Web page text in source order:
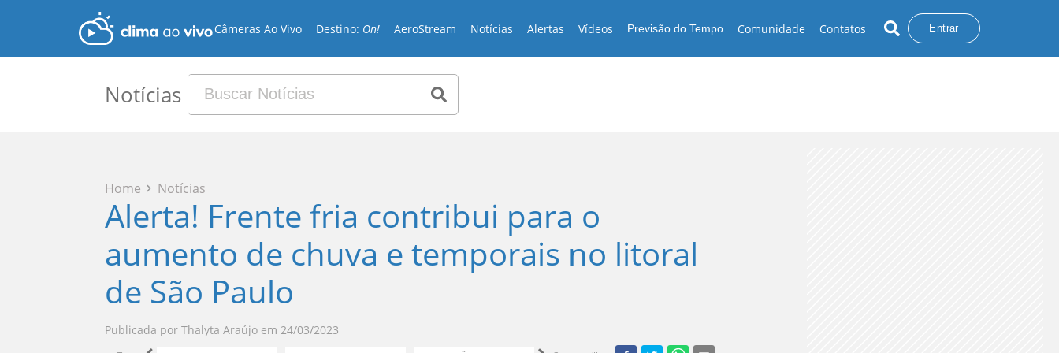
Câmeras Ao Vivo Destino: On! AeroStream Notícias Alertas Vídeos Previsão do Tempo Comunidade Contatos Entrar
Notícias
Home Notícias
Alerta! Frente fria contribui para o
aumento de chuva e temporais no litoral
de São Paulo
Publicada por Thalyta Araújo em 24/03/2023